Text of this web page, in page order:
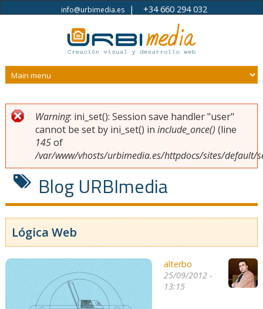
Pasar al contenido principal
info@urbimedia.es| +34 660 294 032
Usted está aquí
Mensaje de error
Warning: ini_set(): Session save handler "user"
cannot be set by ini_set() in include_once() (line
145of
/var/www/vhosts/urbimedia.es/httpdocs/sites/default/
Blog URBImedia
Lógica Web
alterbo
25/09/2012 -
13:15
Páginas